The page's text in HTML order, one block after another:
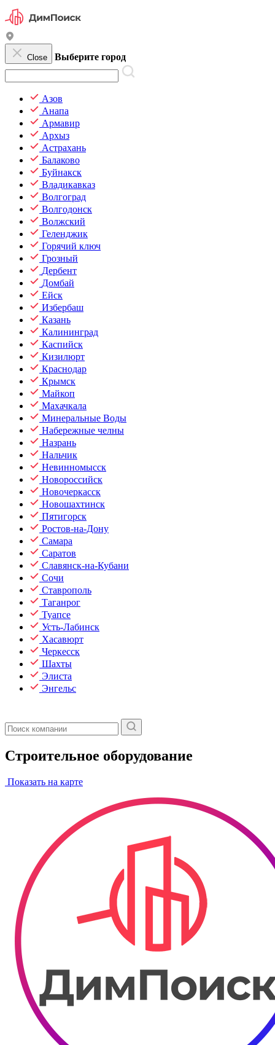
Close Выберите город
Азов
Анапа
Армавир
Архыз
Астрахань
Балаково
Буйнакск
Владикавказ
Волгоград
Волгодонск
Волжский
Геленджик
Горячий ключ
Грозный
Дербент
Домбай
Ейск
Избербаш
Казань
Калининград
Каспийск
Кизилюрт
Краснодар
Крымск
Майкоп
Махачкала
Минеральные Воды
Набережные челны
Назрань
Нальчик
Невинномысск
Новороссийск
Новочеркасск
Новошахтинск
Пятигорск
Ростов-на-Дону
Самара
Саратов
Славянск-на-Кубани
Сочи
Ставрополь
Таганрог
Туапсе
Усть-Лабинск
Хасавюрт
Черкесск
Шахты
Элиста
Энгельс
Строительное оборудование
Показать на карте